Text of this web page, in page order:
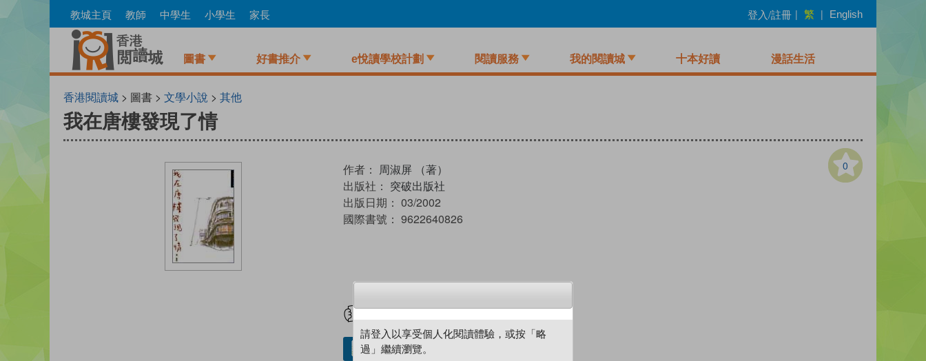
to
教城主頁 教師 中學生 小學生 家長 登入/註冊 | 繁 | English
圖書 好書推介 e悅讀學校計劃 閱讀服務 我的閱讀城 十本好讀 漫話生活
香港閱讀城 > 圖書 > 文學小說 > 其他
我在唐樓發現了情
0
作者： 周淑屏 （著）
出版社： 突破出版社
出版日期： 03/2002
國際書號： 9622640826
借閱實體書
請登入以享受個人化閱讀體驗，或按「略
過」繼續瀏覽。